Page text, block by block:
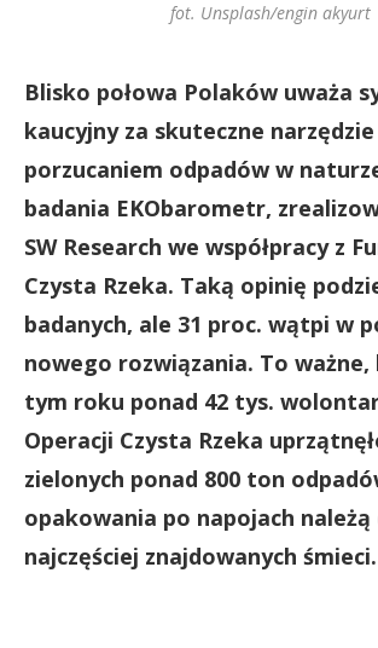
fot. Unsplash/engin akyurt
Blisko połowa Polaków uważa
kaucyjny za skuteczne
porzucaniem odpadów w
badania EKObarometr,
SW Research we współpracy z
Czysta Rzeka. Taką opinię
badanych, ale 31 proc. wątpi w
nowego rozwiązania. To
tym roku ponad 42 tys.
Operacji Czysta Rzeka
zielonych ponad 800 ton
opakowania po napojach należą
najczęściej znajdowanych śmieci.